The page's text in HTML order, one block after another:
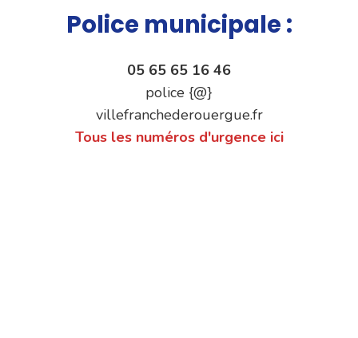
Police municipale :
05 65 65 16 46
police {@}
villefranchederouergue.fr
Tous les numéros d'urgence ici